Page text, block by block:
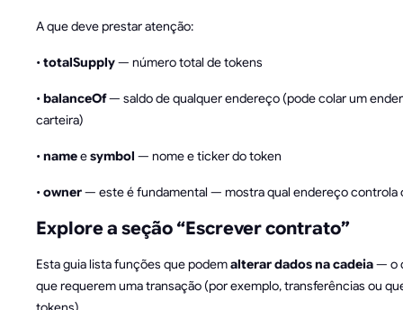
A que deve prestar atenção:
•totalSupply— número total de tokens
•balanceOf— saldo de qualquer endereço (pode colar um
carteira)
•nameesymbol — nome e ticker do token
•owner— este é fundamental — mostra qual endereço controla
Explore a seção “Escrever contrato”
Esta guia lista funções que podemalterar dados na cadeia— o
que requerem uma transação (por exemplo, transferências ou